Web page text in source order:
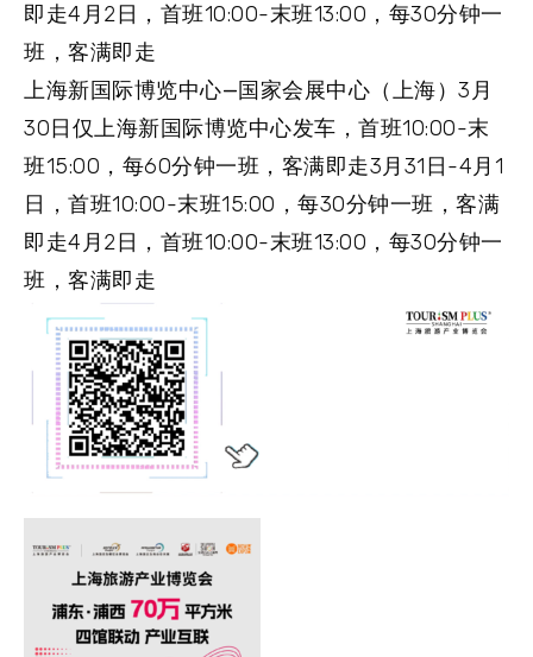
即走4月2日，首班10:00-末班13:00，每30分钟一
班，客满即走
上海新国际博览中心—国家会展中心（上海） 3月
30日仅上海新国际博览中心发车，首班10:00-末
班15:00，每60分钟一班，客满即走3月31日-4月1
日，首班10:00-末班15:00，每30分钟一班，客满
即走4月2日，首班10:00-末班13:00，每30分钟一
班，客满即走